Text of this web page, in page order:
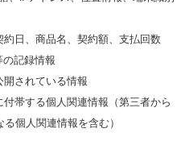
日、商品名、契約額、支払回数
記録情報
されている情報
帯する個人関連情報（第三者から
個人関連情報を含む）